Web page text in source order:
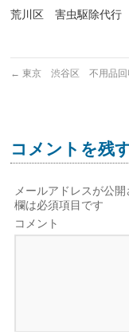
荒川区 害虫駆除代行
← 東京 渋谷区 不用品回
コメントを残
メールアドレスが公
欄は必須項目です
コメント